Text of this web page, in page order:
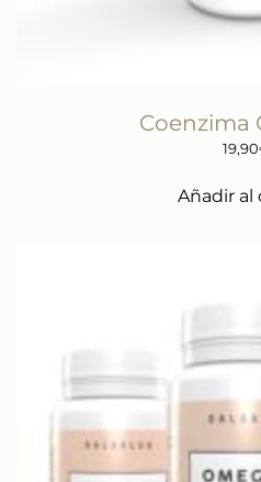
Coenzima
19,90
Añadir al